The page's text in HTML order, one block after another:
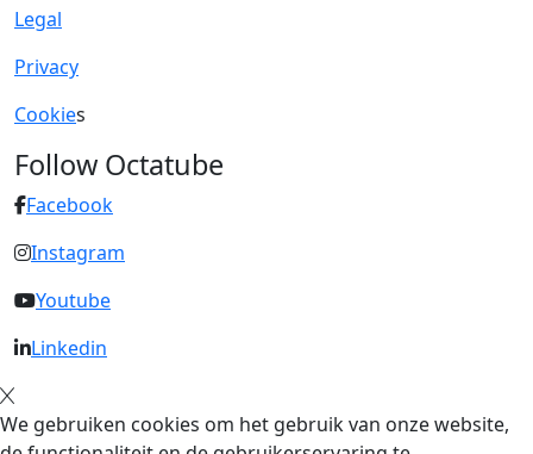
Legal
Privacy
Cookies
Follow Octatube
Facebook
Instagram
Youtube
Linkedin
We gebruiken cookies om het gebruik van onze website,